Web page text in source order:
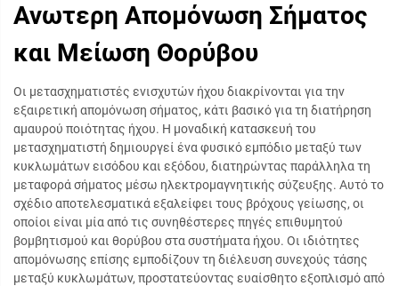
Ανωτερη Απομόνωση Σήματος
και Μείωση Θορύβου
Οι μετασχηματιστές ενισχυτών ήχου διακρίνονται για την
εξαιρετική απομόνωση σήματος, κάτι βασικό για τη διατήρηση
αμαυρού ποιότητας ήχου. Η μοναδική κατασκευή του
μετασχηματιστή δημιουργεί ένα φυσικό εμπόδιο μεταξύ των
κυκλωμάτων εισόδου και εξόδου, διατηρώντας παράλληλα τη
μεταφορά σήματος μέσω ηλεκτρομαγνητικής σύζευξης. Αυτό το
σχέδιο αποτελεσματικά εξαλείφει τους βρόχους γείωσης, οι
οποίοι είναι μία από τις συνηθέστερες πηγές επιθυμητού
βομβητισμού και θορύβου στα συστήματα ήχου. Οι ιδιότητες
απομόνωσης επίσης εμποδίζουν τη διέλευση συνεχούς τάσης
μεταξύ κυκλωμάτων, προστατεύοντας ευαίσθητο εξοπλισμό από